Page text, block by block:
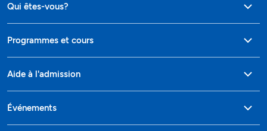
Qui êtes-vous?
Programmes et cours
Aide à l'admission
Événements